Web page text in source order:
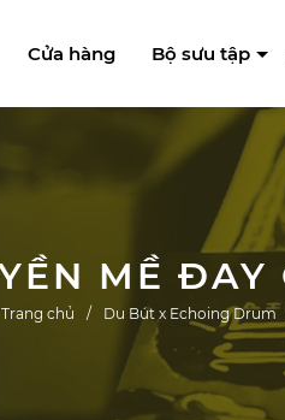
Cửa hàng Bộ sưu tập
Trang chủ Du Bút x Echoing Drum